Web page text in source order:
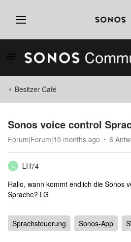
Besitzer Café
Sonos voice control
Forum|Forum|10 months ago 6
L
LH74
Hallo, wann kommt endlich die Sonos
Sprache? LG
Sprachsteuerung Sonos-App